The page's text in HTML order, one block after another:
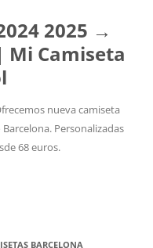
2025 →
Mi Camiseta
nueva camiseta
Personalizadas
68 euros.
BARCELONA